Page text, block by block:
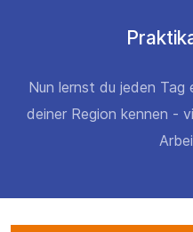
Nun lernst du jeden Tag
deiner Region kennen -